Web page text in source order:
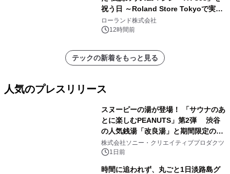
祝う日 ～Roland Store Tokyoで実機
を展示しての 記念キャンペーンを開
催 英国ラジオ「NTS」の 特別プログ
アーティストを フィーチャーしたアニ
メーションを公開～
ローランド株式会社
12時間前
テックの新着をもっと見る
人気のプレスリリース
スヌーピーの湯が登場！ 「サウナのあ
とに楽しむPEANUTS」第2弾 渋谷
の人気銭湯「改良湯」と期間限定のコ
ラボレーション サウナイキタイコラ
ボグッズも発売決定！
株式会社ソニー・クリエイティブプロダクツ
1日前
時間に追われず、丸ごと1日淡路島グ